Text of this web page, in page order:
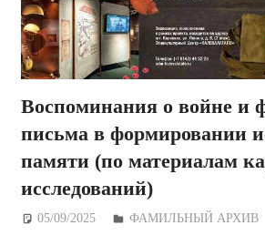
Воспоминания о войне и
письма в формировании
памяти (по материалам
исследований)
05/09/2025 Дежурный по Редакции
ФАМИЛЬНЫЙ АРХИВ